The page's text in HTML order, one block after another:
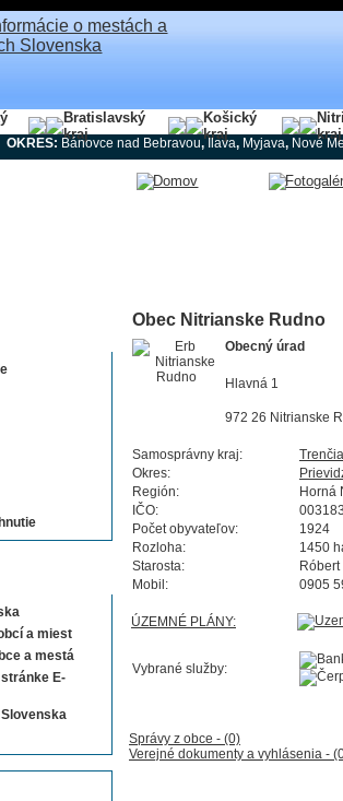
Bratislavský
kraj
Košický
kraj
kraj
OKRES: Bánovce nad Bebravou, Ilava, Myjava, Nové
a miest
a mestá
E-
Obec Nitrianske Rudno
Obecný úrad
Hlavná 1
972 26 Nitrianske
Samosprávny kraj:
Okres:
Región:
Horná
IČO:
Počet obyvateľov:
1924
Rozloha:
1450
Starosta:
Mobil:
0905
ÚZEMNÉ PLÁNY:
Vybrané služby:
Správy z obce - (0)
Verejné dokumenty a vyhlásenia -